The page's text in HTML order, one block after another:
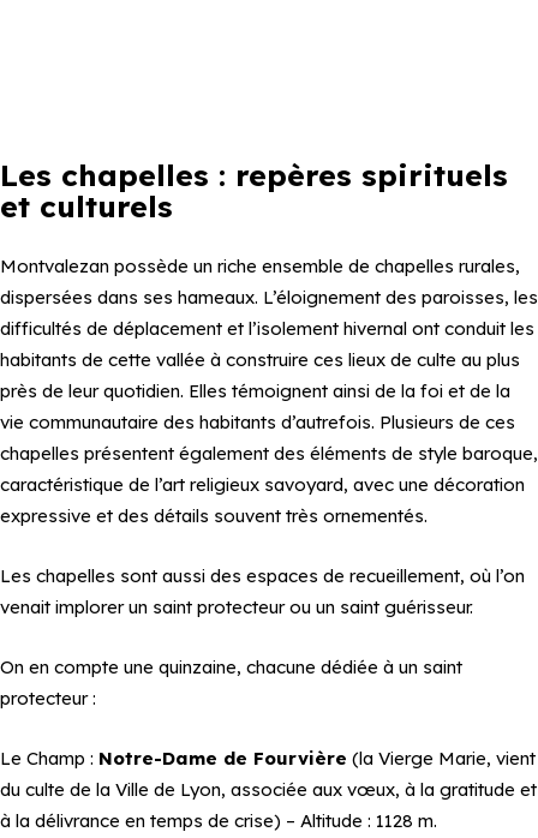
Les chapelles : repères spirituels
et culturels
Montvalezan possède un riche ensemble de chapelles rurales,
dispersées dans ses hameaux. L’éloignement des paroisses, les
difficultés de déplacement et l’isolement hivernal ont conduit les
habitants de cette vallée à construire ces lieux de culte au plus
près de leur quotidien. Elles témoignent ainsi de la foi et de la
vie communautaire des habitants d’autrefois. Plusieurs de ces
chapelles présentent également des éléments de style baroque,
caractéristique de l’art religieux savoyard, avec une décoration
expressive et des détails souvent très ornementés.
Les chapelles sont aussi des espaces de recueillement, où l’on
venait implorer un saint protecteur ou un saint guérisseur.
On en compte une quinzaine, chacune dédiée à un saint
protecteur :
Le Champ : Notre-Dame de Fourvière (la Vierge Marie, vient
du culte de la Ville de Lyon, associée aux vœux, à la gratitude et
à la délivrance en temps de crise) – Altitude : 1128 m.